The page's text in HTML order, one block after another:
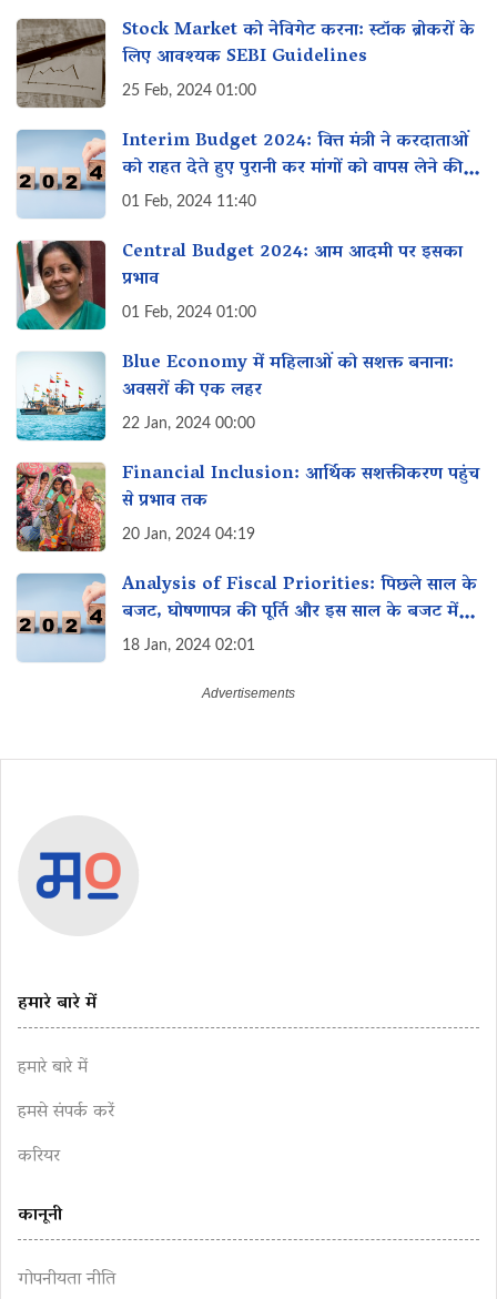
Stock Market को नेविगेट करना: स्टॉक ब्रोकरों के
लिए आवश्यक SEBI Guidelines
25 Feb, 2024 01:00
Interim Budget 2024: वित्त मंत्री ने करदाताओं
को राहत देते हुए पुरानी कर मांगों को वापस लेने की
घोषणा की
01 Feb, 2024 11:40
Central Budget 2024: आम आदमी पर इसका
प्रभाव
01 Feb, 2024 01:00
Blue Economy में महिलाओं को सशक्त बनाना:
अवसरों की एक लहर
22 Jan, 2024 00:00
Financial Inclusion: आर्थिक सशक्तीकरण पहुंच
से प्रभाव तक
20 Jan, 2024 04:19
Analysis of Fiscal Priorities: पिछले साल के
बजट, घोषणापत्र की पूर्ति और इस साल के बजट में
महिलाओं के लिए विशेष इच्छा
18 Jan, 2024 02:01
हमारे बारे में
हमारे बारे में
हमसे संपर्क करें
करियर
कानूनी
गोपनीयता नीति